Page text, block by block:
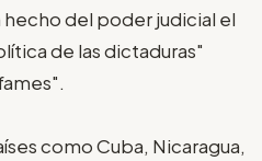
hecho del poder judicial el
de las dictaduras"
como Cuba, Nicaragua,